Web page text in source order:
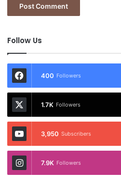
Follow Us
400 Followers
1.7K Followers
3,950 Subscribers
7.9K Followers